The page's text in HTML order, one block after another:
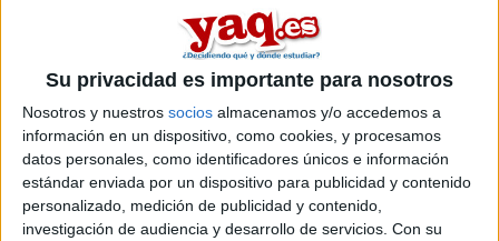
Su privacidad es importante para nosotros
Nosotros y nuestros socios almacenamos y/o accedemos a
información en un dispositivo, como cookies, y procesamos
datos personales, como identificadores únicos e información
estándar enviada por un dispositivo para publicidad y contenido
personalizado, medición de publicidad y contenido,
investigación de audiencia y desarrollo de servicios. Con su
Máster Universitario en
Investigación en CC. Sociosanitarias
UNIVERSIDAD DE LEóN (Universidad Pública)
Tipo: Máster
Pídeles información ¡GRATIS!
Seleccionar por provincia